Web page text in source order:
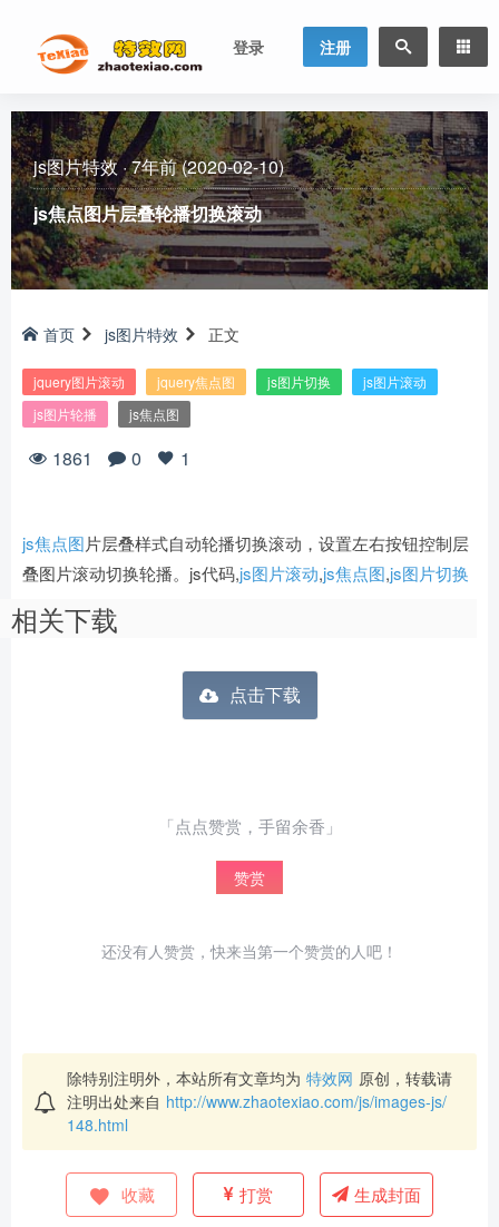
登录 注册
js图片特效 ·7年前 (2020-02-10)
js焦点图片层叠轮播切换滚动
首页 js图片特效 正文
jquery图片滚动 jquery焦点图 js图片切换
js图片滚动
js图片轮播
js焦点图
1861 0 1
js焦点图片层叠样式自动轮播切换滚动，设置左右按钮控制层
叠图片滚动切换轮播。js代码,js图片滚动,js焦点图,js图片切换
相关下载
点击下载
「点点赞赏，手留余香」
赞赏
还没有人赞赏，快来当第一个赞赏的人吧！
除特别注明外，本站所有文章均为 特效网 原创，转载请
注明出处来自 http://www.zhaotexiao.com/js/images-js/
148.html
收藏 打赏 生成封面